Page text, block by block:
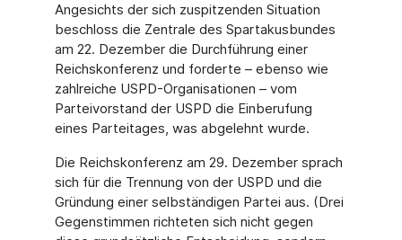
Angesichts der sich zuspitzenden Situation
beschloss die Zentra­le des Spartakusbundes
am 22. Dezember die Durchführung einer
Reichskonferenz und forderte – ebenso wie
zahlreiche USPD-Organisationen – vom
Parteivorstand der USPD die Einberufung
eines Parteitages, was abgelehnt wurde.
Die Reichskonferenz am 29. Dezember sprach
sich für die Trennung von der USPD und die
Gründung einer selbständigen Partei aus. (Drei
Gegenstimmen richteten sich nicht gegen